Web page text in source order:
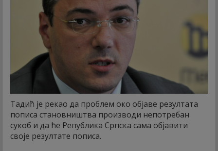
Тадић је рекао да проблем око објаве резултата
пописа становништва производи непотребан
сукоб и да ће Република Српска сама објавити
своје резултате пописа.